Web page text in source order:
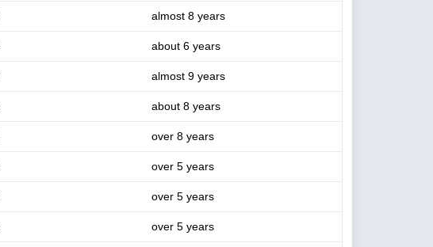
almost 8 years
about 6 years
almost 9 years
about 8 years
over 8 years
over 5 years
over 5 years
over 5 years